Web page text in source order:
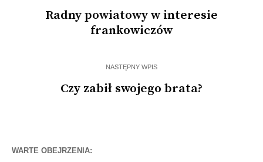
Radny powiatowy w interesie
frankowiczów
NASTĘPNY WPIS
Czy zabił swojego brata?
WARTE OBEJRZENIA: